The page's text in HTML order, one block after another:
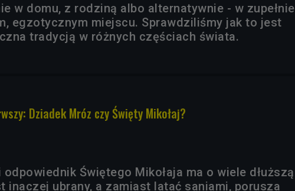
w domu, z rodziną albo alternatywnie - w zupełnie
egzotycznym miejscu. Sprawdziliśmy jak to jest
tradycją w różnych częściach świata.
Dziadek Mróz czy Święty Mikołaj?
odpowiednik Świętego Mikołaja ma o wiele dłuższą
inaczej ubrany, a zamiast latać saniami, porusza